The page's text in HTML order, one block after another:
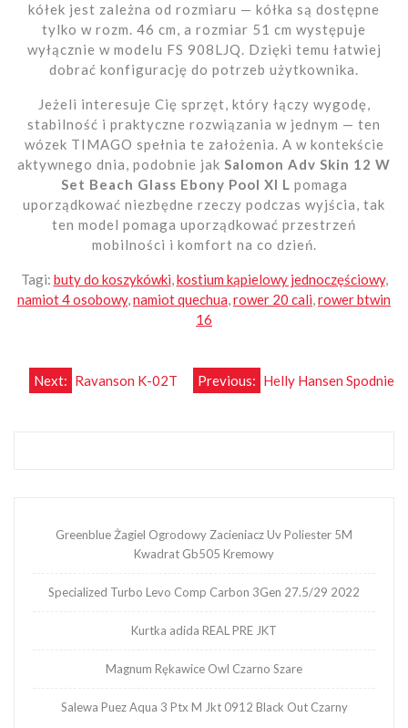
kółek jest zależna od rozmiaru — kółka są dostępne
tylko w rozm. 46 cm, a rozmiar 51 cm występuje
wyłącznie w modelu FS 908LJQ. Dzięki temu łatwiej
dobrać konfigurację do potrzeb użytkownika.
Jeżeli interesuje Cię sprzęt, który łączy wygodę,
stabilność i praktyczne rozwiązania w jednym — ten
wózek TIMAGO spełnia te założenia. A w kontekście
aktywnego dnia, podobnie jak Salomon Adv Skin 12 W
Set Beach Glass Ebony Pool Xl L pomaga
uporządkować niezbędne rzeczy podczas wyjścia, tak
ten model pomaga uporządkować przestrzeń
mobilności i komfort na co dzień.
Tagi: buty do koszykówki,kostium kąpielowy jednoczęściowy,
namiot 4 osobowy,namiot quechua,rower 20 cali,rower btwin
16
Nawigacja
Previous: Helly Hansen Spodnie
Next: Ravanson K-02T
Greenblue Żagiel Ogrodowy Zacieniacz Uv Poliester 5M
Kwadrat Gb505 Kremowy
Specialized Turbo Levo Comp Carbon 3Gen 27.5/29 2022
Kurtka adida REAL PRE JKT
Magnum Rękawice Owl Czarno Szare
Salewa Puez Aqua 3 Ptx M Jkt 0912 Black Out Czarny